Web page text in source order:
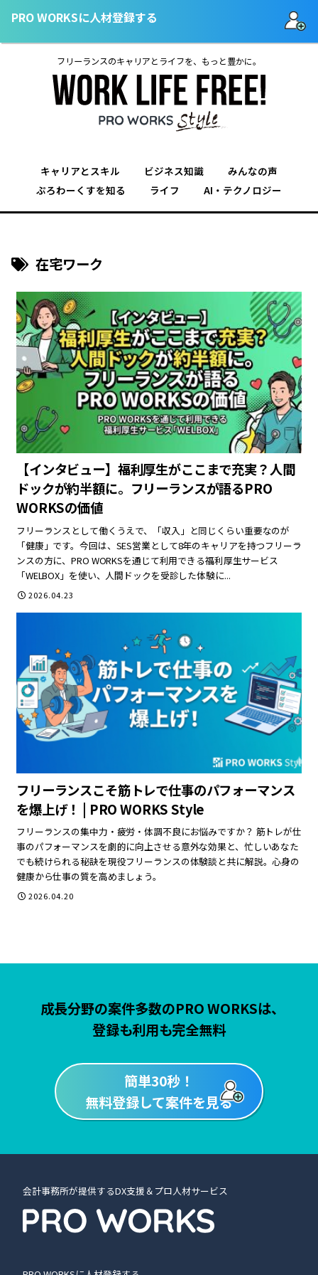
フリーランスのキャリアとライフを、もっと豊かに。
キャリアとスキル ビジネス知識
みんなの声
ぷろわーくすを知る
ライフ AI・テクノロジー
PRO WORKSに人材登録する
在宅ワーク
【インタビュー】福利厚生がここまで充実？人間
ドックが約半額に。フリーランスが語るPRO
WORKSの価値
フリーランスとして働くうえで、「収入」と同じくらい重要なのが
「健康」です。今回は、SES営業として8年のキャリアを持つフリーラ
ンスの方に、PRO WORKSを通じて利用できる福利厚生サービス
「WELBOX」を使い、人間ドックを受診した体験に...
2026.04.23
フリーランスこそ筋トレで仕事のパフォーマンス
を爆上げ！ | PRO WORKS Style
フリーランスの集中力・疲労・体調不良にお悩みですか？ 筋トレが仕
事のパフォーマンスを劇的に向上させる意外な効果と、忙しいあなた
でも続けられる秘訣を現役フリーランスの体験談と共に解説。心身の
健康から仕事の質を高めましょう。
2026.04.20
成長分野の案件多数のPRO WORKSは、
登録も利用も完全無料
簡単30秒！
無料登録して案件を見る
会計事務所が提供するDX支援＆プロ人材サービス